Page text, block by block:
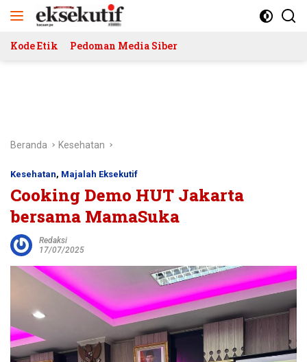
Kode Etik Pedoman Media Siber
Beranda Kesehatan
Kesehatan, Majalah Eksekutif
Cooking Demo HUT Jakarta
bersama MamaSuka
Redaksi
17/07/2025